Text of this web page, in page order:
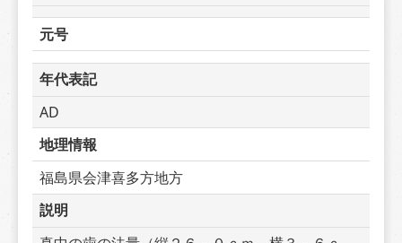
元号
年代表記
AD
地理情報
福島県会津喜多方地方
説明